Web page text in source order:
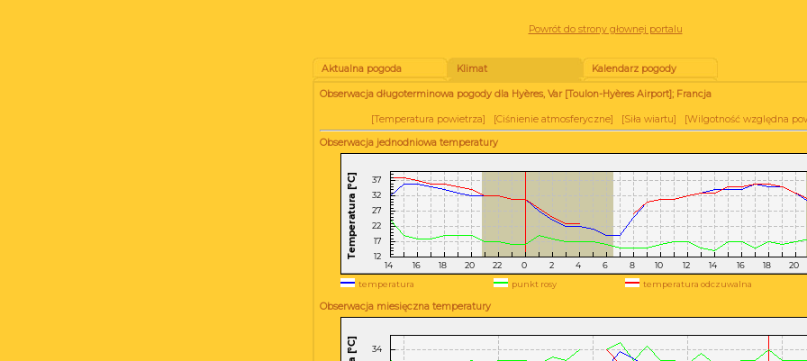
Powrót do strony głownej portalu
Aktualna pogoda Klimat Kalendarz pogody
Obserwacja długoterminowa pogody dla Hyères, Var [Toulon-Hyères Airport]; Francja
[Temperatura powietrza] [Ciśnienie atmosferyczne] [Siła wiartu] [Wilgotność względna
Obserwacja jednodniowa temperatury
temperatura punkt rosy temperatura odczuwalna
Obserwacja miesięczna temperatury